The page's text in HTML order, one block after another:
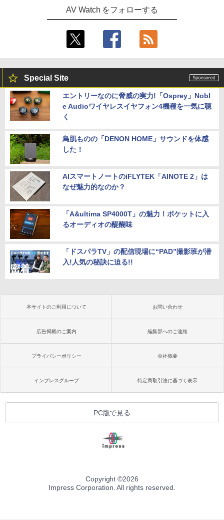
AV Watch をフォローする
Special Site
エントリーなのに脅威の実力!「Osprey」Nobl
e Audioワイヤレスイヤフォン4機種を一気に聴
く
鳥肌ものの「DENON HOME」サウンドを体感
した！
AIスマートノートのiFLYTEK「AINOTE 2」は
なぜ魅力的なのか？
「A&ultima SP4000T」の魅力！ポケットに入
るオーディオの醍醐味
「ドスパラTV」の配信現場に“PAD”撮影班が潜
入!人気の秘訣に迫る!!
本サイトのご利用について お問い合わせ
広告掲載のご案内 編集部へのご連絡
プライバシーポリシー 会社概要
インプレスグループ 特定商取引法に基づく表示
PC版で見る
Copyright ©2026
Impress Corporation. All rights reserved.